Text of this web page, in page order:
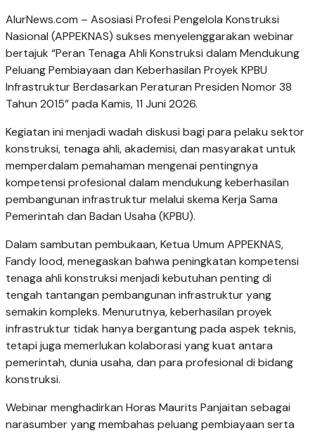
AlurNews.com – Asosiasi Profesi Pengelola Konstruksi
Nasional (APPEKNAS) sukses menyelenggarakan webinar
bertajuk “Peran Tenaga Ahli Konstruksi dalam Mendukung
Peluang Pembiayaan dan Keberhasilan Proyek KPBU
Infrastruktur Berdasarkan Peraturan Presiden Nomor 38
Tahun 2015” pada Kamis, 11 Juni 2026.
Kegiatan ini menjadi wadah diskusi bagi para pelaku sektor
konstruksi, tenaga ahli, akademisi, dan masyarakat untuk
memperdalam pemahaman mengenai pentingnya
kompetensi profesional dalam mendukung keberhasilan
pembangunan infrastruktur melalui skema Kerja Sama
Pemerintah dan Badan Usaha (KPBU).
Dalam sambutan pembukaan, Ketua Umum APPEKNAS,
Fandy Iood, menegaskan bahwa peningkatan kompetensi
tenaga ahli konstruksi menjadi kebutuhan penting di
tengah tantangan pembangunan infrastruktur yang
semakin kompleks. Menurutnya, keberhasilan proyek
infrastruktur tidak hanya bergantung pada aspek teknis,
tetapi juga memerlukan kolaborasi yang kuat antara
pemerintah, dunia usaha, dan para profesional di bidang
konstruksi.
Webinar menghadirkan Horas Maurits Panjaitan sebagai
narasumber yang membahas peluang pembiayaan serta